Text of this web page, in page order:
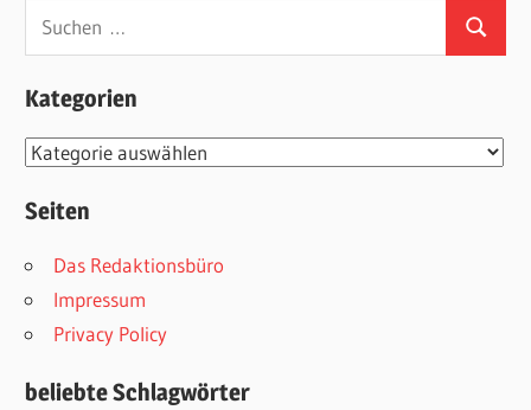
Suchen
nach:
Suchen
Kategorien
Kategorien
Seiten
Das Redaktionsbüro
Impressum
Privacy Policy
beliebte Schlagwörter